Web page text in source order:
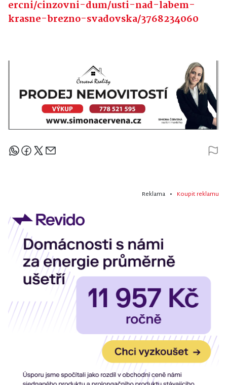
ercni/cinzovni-dum/usti-nad-labem-
krasne-brezno-svadovska/3768234060
Sdílejte článek
Reklama • Koupit reklamu